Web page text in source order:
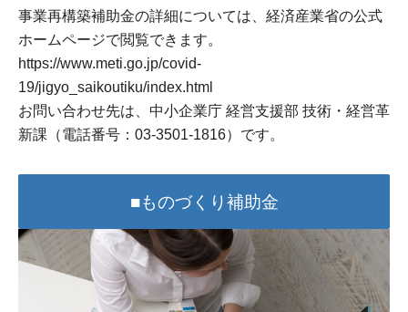
事業再構築補助金の詳細については、経済産業省の公式
ホームページで閲覧できます。
https://www.meti.go.jp/covid-
19/jigyo_saikoutiku/index.html
お問い合わせ先は、中小企業庁 経営支援部 技術・経営革
新課（電話番号：03-3501-1816）です。
■ものづくり補助金